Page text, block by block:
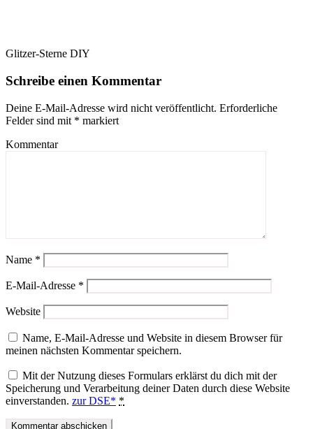
Glitzer-Sterne DIY
Schreibe einen Kommentar
Deine E-Mail-Adresse wird nicht veröffentlicht. Erforderliche
Felder sind mit * markiert
Kommentar
Name *
E-Mail-Adresse *
Website
Name, E-Mail-Adresse und Website in diesem Browser für
meinen nächsten Kommentar speichern.
Mit der Nutzung dieses Formulars erklärst du dich mit der
Speicherung und Verarbeitung deiner Daten durch diese Website
einverstanden. zur DSE* *